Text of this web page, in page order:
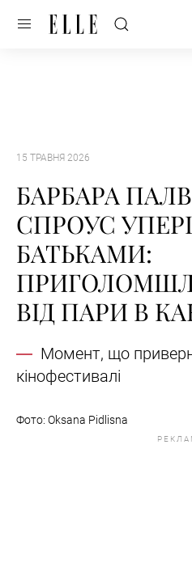
15 ТРАВНЯ 2026
БАРБАРА
СПРОУС
БАТЬКАМИ:
ВІД ПАРИ В
Момент, що
кінофестивалі
Фото: Oksana Pidlisna